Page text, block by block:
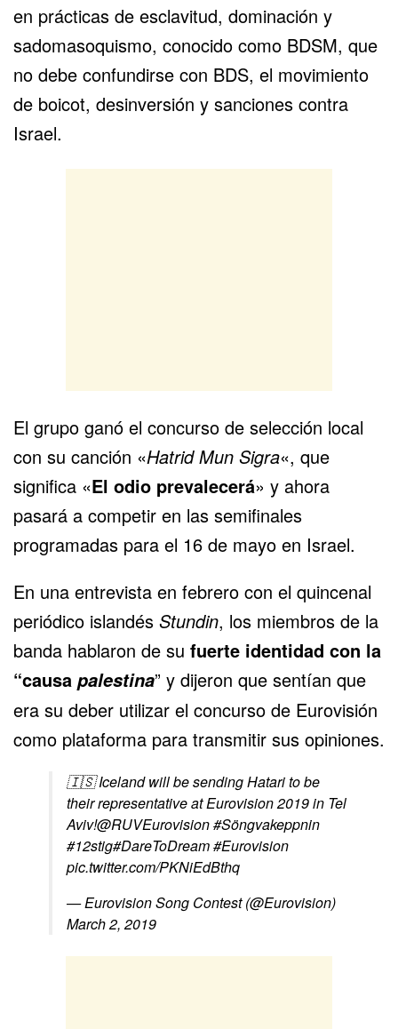
en prácticas de esclavitud, dominación y
sadomasoquismo, conocido como BDSM, que
no debe confundirse con BDS, el movimiento
de boicot, desinversión y sanciones contra
Israel.
El grupo ganó el concurso de selección local
con su canción «Hatrid Mun Sigra«, que
significa «El odio prevalecerá» y ahora
pasará a competir en las semifinales
programadas para el 16 de mayo en Israel.
En una entrevista en febrero con el quincenal
periódico islandés Stundin, los miembros de la
banda hablaron de su fuerte identidad con la
“causa palestina” y dijeron que sentían que
era su deber utilizar el concurso de Eurovisión
como plataforma para transmitir sus opiniones.
🇮🇸 Iceland will be sending Hatari to be
their representative at Eurovision 2019 in Tel
Aviv!@RUVEurovision#Söngvakeppnin
#12stig#DareToDream#Eurovision
pic.twitter.com/PKNiEdBthq
— Eurovision Song Contest (@Eurovision)
March 2, 2019